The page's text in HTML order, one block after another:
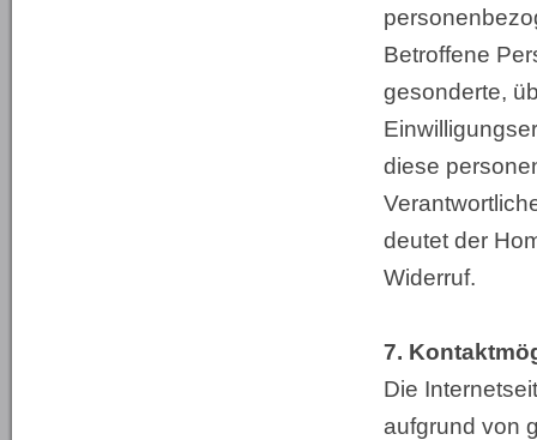
Betroffene
gesonderte,
diese
deutet der
Widerruf.
7.
Die
aufgrund von